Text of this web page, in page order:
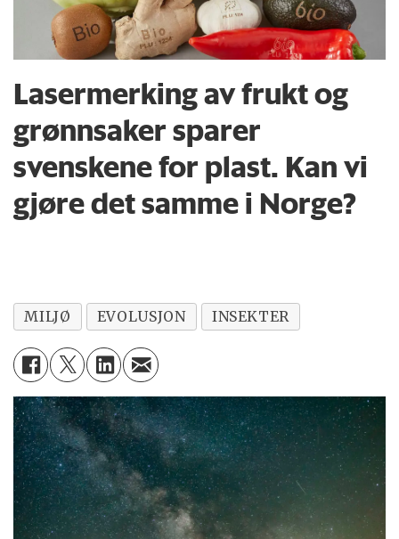
Lasermerking av frukt og
grønnsaker sparer
svenskene for plast. Kan vi
gjøre det samme i Norge?
MILJØ EVOLUSJON INSEKTER